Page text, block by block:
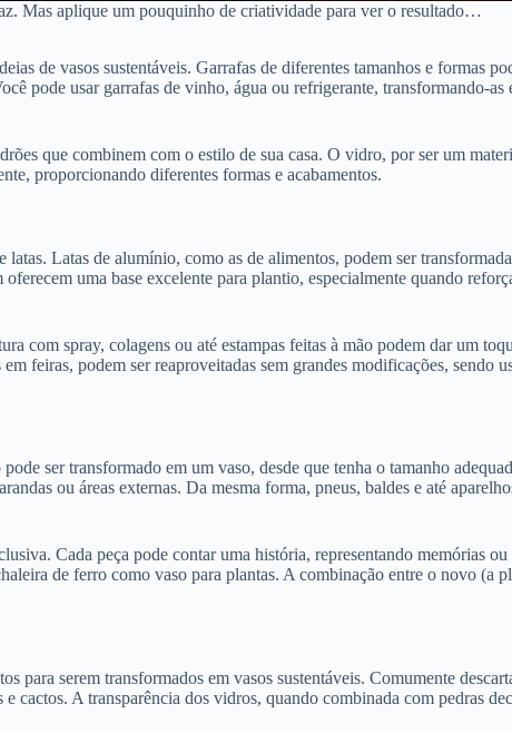
Mas aplique um pouquinho de criatividade para ver o resultado…
de vasos sustentáveis. Garrafas de diferentes tamanhos e formas
pode usar garrafas de vinho, água ou refrigerante, transformando-as
que combinem com o estilo de sua casa. O vidro, por ser um
proporcionando diferentes formas e acabamentos.
Latas de alumínio, como as de alimentos, podem ser
uma base excelente para plantio, especialmente quando
com spray, colagens ou até estampas feitas à mão podem dar um
feiras, podem ser reaproveitadas sem grandes modificações, sendo
ser transformado em um vaso, desde que tenha o tamanho
ou áreas externas. Da mesma forma, pneus, baldes e até
Cada peça pode contar uma história, representando memórias ou
de ferro como vaso para plantas. A combinação entre o novo (a
serem transformados em vasos sustentáveis. Comumente
cactos. A transparência dos vidros, quando combinada com pedras